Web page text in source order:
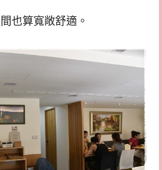
也算寬敞舒適。